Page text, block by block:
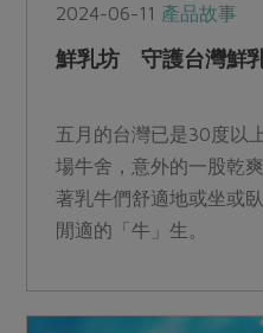
2024-06-11 產品故事
鮮乳坊 守護台灣鮮
五月的台灣已是30度以
場牛舍，意外的一股乾
著乳牛們舒適地或坐或
閒適的「牛」生。